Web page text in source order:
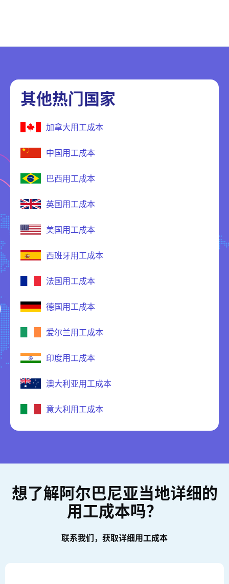
其他热门国家
加拿大用工成本
中国用工成本
巴西用工成本
英国用工成本
美国用工成本
西班牙用工成本
法国用工成本
德国用工成本
爱尔兰用工成本
印度用工成本
澳大利亚用工成本
意大利用工成本
想了解阿尔巴尼亚当地详细的
用工成本吗？
联系我们，获取详细用工成本